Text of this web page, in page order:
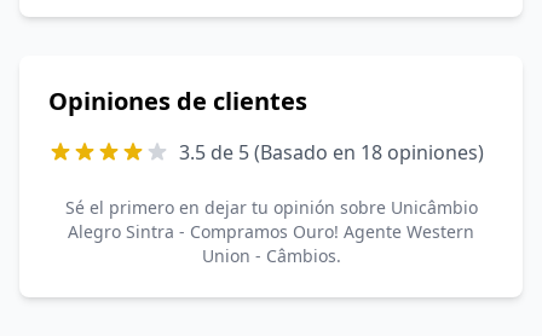
Opiniones de clientes
3.5 de 5 (Basado en 18 opiniones)
Sé el primero en dejar tu opinión sobre Unicâmbio
Alegro Sintra - Compramos Ouro! Agente Western
Union - Câmbios.